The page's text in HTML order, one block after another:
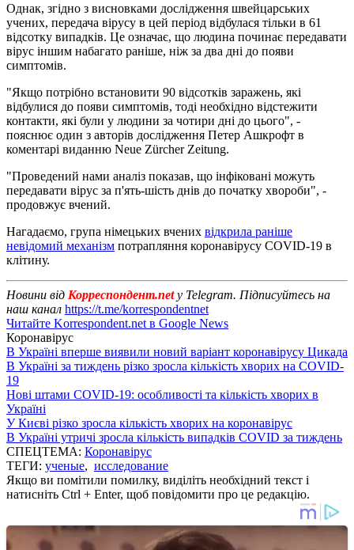
Однак, згідно з висновками дослідження швейцарських
учених, передача вірусу в цей період відбулася тільки в 61
відсотку випадків. Це означає, що людина починає передавати
вірус іншим набагато раніше, ніж за два дні до появи
симптомів.
"Якщо потрібно встановити 90 відсотків заражень, які
відбулися до появи симптомів, тоді необхідно відстежити
контакти, які були у людини за чотири дні до цього", -
пояснює один з авторів дослідження Петер Ашкрофт в
коментарі виданню Neue Zürcher Zeitung.
"Проведений нами аналіз показав, що інфіковані можуть
передавати вірус за п'ять-шість днів до початку хвороби", -
продовжує вчений.
Нагадаємо, група німецьких вчених відкрила раніше
невідомий механізм потрапляння коронавірусу COVID-19 в
клітину.
Новини від Корреспондент.net у Telegram. Підписуйтесь на
наш канал https://t.me/korrespondentnet
Читайте Korrespondent.net в Google News
Коронавірус
В Україні вперше виявили новий варіант коронавірусу Цикада
В Україні за тиждень різко зросла кількість хворих на COVID-
19
Нові штами COVID-19: особливості та кількість хворих в
Україні
У Києві різко зросла кількість хворих на коронавірус
В Україні утричі зросла кількість випадків COVID за тиждень
СПЕЦТЕМА: Коронавірус
ТЕГИ: ученые, исследование
Якщо ви помітили помилку, виділіть необхідний текст і
натисніть Ctrl + Enter, щоб повідомити про це редакцію.